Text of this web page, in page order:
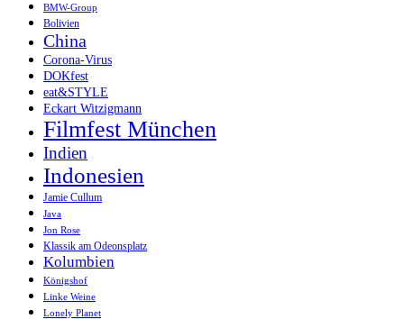
BMW-Group
Bolivien
China
Corona-Virus
DOKfest
eat&STYLE
Eckart Witzigmann
Filmfest München
Indien
Indonesien
Jamie Cullum
Java
Jon Rose
Klassik am Odeonsplatz
Kolumbien
Königshof
Linke Weine
Lonely Planet